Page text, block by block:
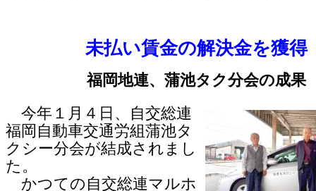
未払い賃金の解決金を獲得
福岡地連、蒲池タク分会の成果
今年１月４日、自交総連
福岡自動車交通労組蒲池タ
クシー分会が結成されまし
た。
かつての自交総連マルホ